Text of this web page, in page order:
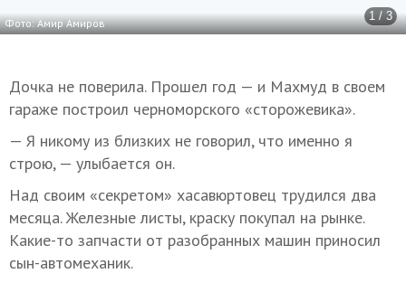
1 / 3
Фото: Амир Амиров
Дочка не поверила. Прошел год — и Махмуд в своем
гараже построил черноморского «сторожевика».
— Я никому из близких не говорил, что именно я
строю, — улыбается он.
Над своим «секретом» хасавюртовец трудился два
месяца. Железные листы, краску покупал на рынке.
Какие-то запчасти от разобранных машин приносил
сын-автомеханик.